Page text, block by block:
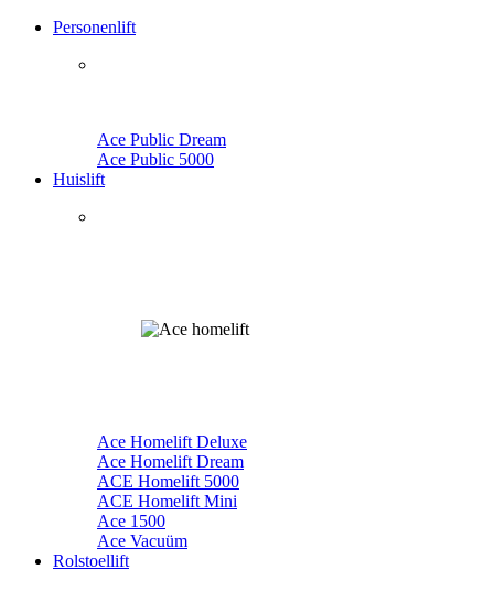
Personenlift
Ace Public Dream
Ace Public 5000
Huislift
Ace Homelift Deluxe
Ace Homelift Dream
ACE Homelift 5000
ACE Homelift Mini
Ace 1500
Ace Vacuüm
Rolstoellift